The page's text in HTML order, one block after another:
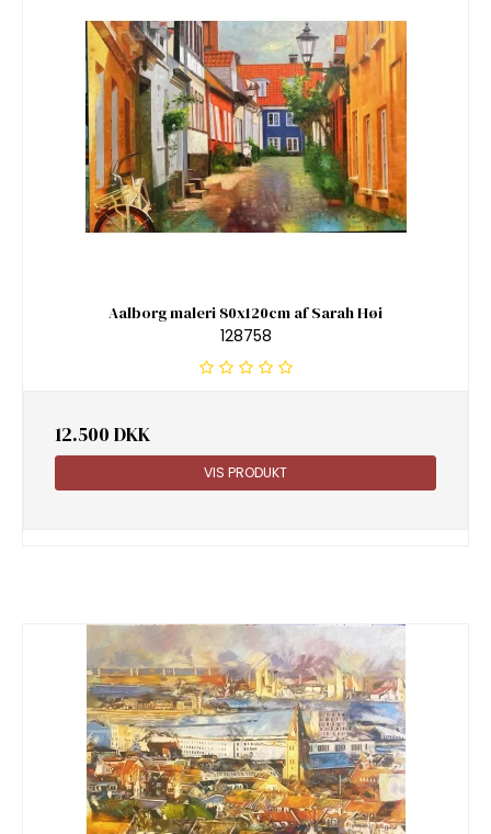
Aalborg maleri 80x120cm af Sarah Høi
128758
12.500 DKK
VIS PRODUKT